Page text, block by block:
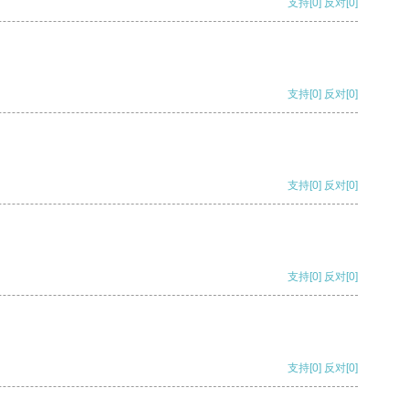
支持 [0] 反对 [0]
支持[0] 反对[0]
支持[0] 反对[0]
支持[0] 反对[0]
支持[0] 反对[0]